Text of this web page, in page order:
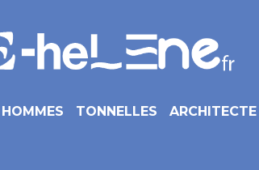
HOMMES TONNELLES ARCHITECTE